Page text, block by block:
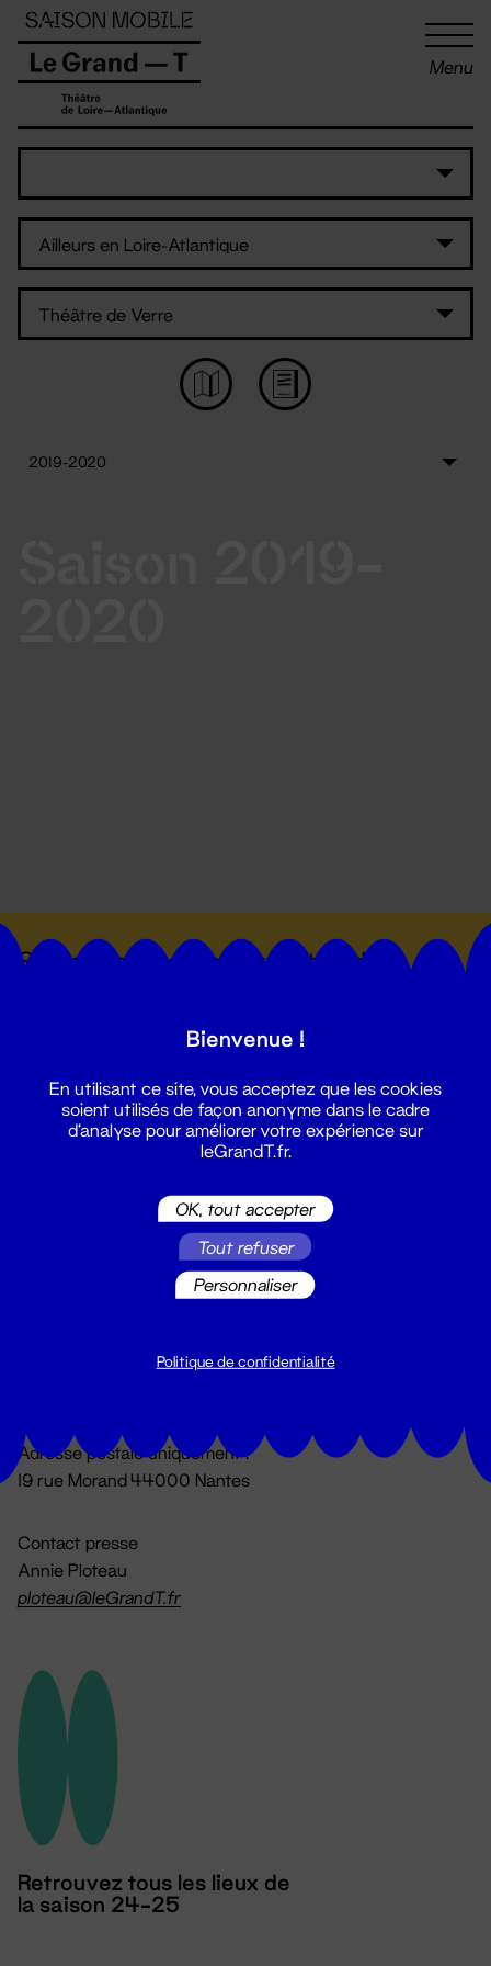
Menu
Suivez toutes les actualités du
Du lundi au vendredi 14h → 18h
Adresse postale uniquement :
19 rue Morand 44000 Nantes
Contact presse
Annie Ploteau
ploteau@leGrandT.fr
Retrouvez tous les lieux de
la saison 24-25
Panneau de gestion des cookies
Bienvenue !
En utilisant ce site, vous acceptez que les cookies
soient utilisés de façon anonyme dans le cadre
d'analyse pour améliorer votre expérience sur
leGrandT.fr.
OK, tout accepter
Tout refuser
Personnaliser
Politique de confidentialité